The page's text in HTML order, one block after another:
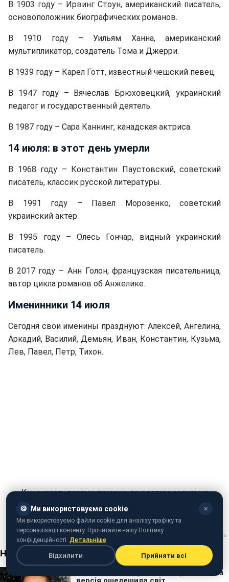
В 1903 году – Ирвинг Стоун, американский писатель,
основоположник биографических романов.
В 1910 году – Уильям Ханна, американский
мультипликатор, создатель Тома и Джерри.
В 1939 году – Карел Готт, известный чешский певец.
В 1947 году – Вячеслав Брюховецкий, украинский
педагог и государственный деятель.
В 1987 году – Сара Каннинг, канадская актриса.
14 июля: в этот день умерли
В 1968 году – Константин Паустовский, советский
писатель, классик русской литературы.
В 1991 году – Павел Морозенко, советский
украинский актер.
В 1995 году – Олесь Гончар, видный украинский
писатель.
В 2017 году – Анн Голон, французская писательница,
автор цикла романов об Анжелике.
Именинники 14 июля
Сегодня свои именины празднуют: Алексей, Ангелина,
Аркадий, Василий, Демьян, Иван, Константин, Кузьма,
Лев, Павел, Петр, Тихон.
Как оказать первую помощь при потере сознания
(video.rbc.ua)
🍪 Ми використовуємо cookie ✕
Ми використовуємо файли cookie для аналізу трафіку та
персоналізації контенту. Прочитайте нашу Політику
конфіденційності. Детальніше
Відхилити Прийняти всі